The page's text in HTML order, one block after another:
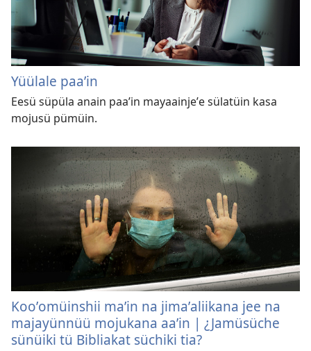
Yüülale paaʼin
Eesü süpüla anain paaʼin mayaainjeʼe sülatüin kasa
mojusü pümüin.
Kooʼomüinshii maʼin na jimaʼaliikana jee na
majayünnüü mojukana aaʼin | ¿Jamüsüche
sünüiki tü Bibliakat süchiki tia?